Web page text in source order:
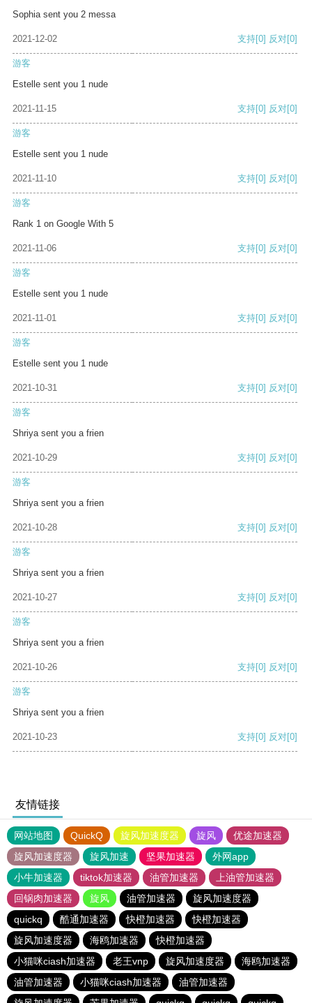
Sophia sent you 2 messa
2021-12-02 支持[0] 反对[0]
游客
Estelle sent you 1 nude
2021-11-15 支持[0] 反对[0]
游客
Estelle sent you 1 nude
2021-11-10 支持[0] 反对[0]
游客
Rank 1 on Google With 5
2021-11-06 支持[0] 反对[0]
游客
Estelle sent you 1 nude
2021-11-01 支持[0] 反对[0]
游客
Estelle sent you 1 nude
2021-10-31 支持[0] 反对[0]
游客
Shriya sent you a frien
2021-10-29 支持[0] 反对[0]
游客
Shriya sent you a frien
2021-10-28 支持[0] 反对[0]
游客
Shriya sent you a frien
2021-10-27 支持[0] 反对[0]
游客
Shriya sent you a frien
2021-10-26 支持[0] 反对[0]
游客
Shriya sent you a frien
2021-10-23 支持[0] 反对[0]
友情链接
网站地图 QuickQ 旋风加速度器 旋风
优途加速器
旋风加速度器
旋风加速 坚果加速器
外网app
小牛加速器
tiktok加速器 油管加速器
上油管加速器
回锅肉加速器
旋风 油管加速器
旋风加速度器
quickq
酷通加速器 快橙加速器
快橙加速器
旋风加速度器
海鸥加速器
快橙加速器
小猫咪ciash加速器
老王vnp 旋风加速度器
海鸥加速器
油管加速器
小猫咪ciash加速器
油管加速器